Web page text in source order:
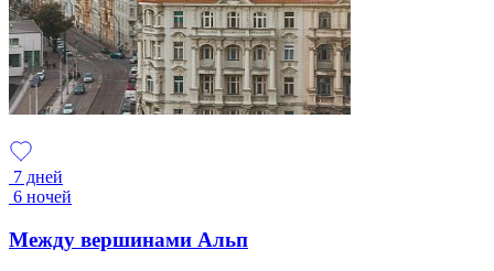
7 дней
6 ночей
Между вершинами Альп